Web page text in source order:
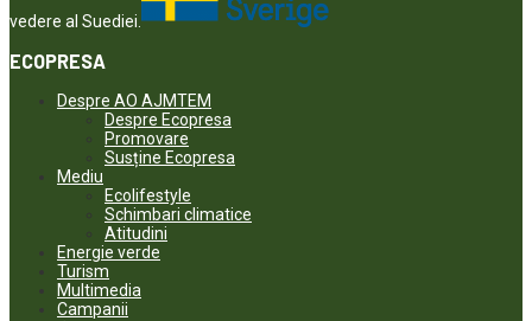
vedere al Suediei.
ECOPRESA
Despre AO AJMTEM
Despre Ecopresa
Promovare
Susține Ecopresa
Mediu
Ecolifestyle
Schimbari climatice
Atitudini
Energie verde
Turism
Multimedia
Campanii